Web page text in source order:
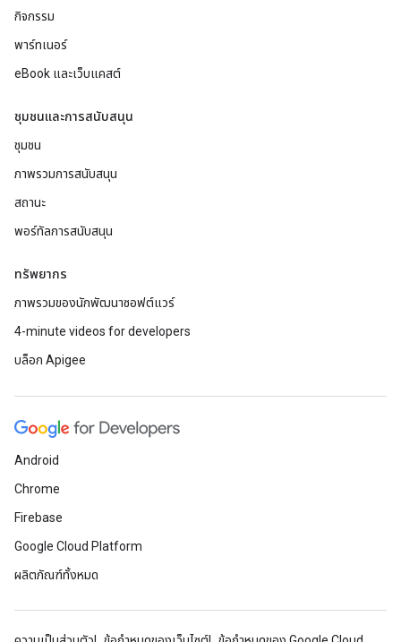
กิจกรรม
พาร์ทเนอร์
eBook และเว็บแคสต์
ชุมชนและการสนับสนุน
ชุมชน
ภาพรวมการสนับสนุน
สถานะ
พอร์ทัลการสนับสนุน
ทรัพยากร
ภาพรวมของนักพัฒนาซอฟต์แวร์
4-minute videos for developers
บล็อก Apigee
Android
Chrome
Firebase
Google Cloud Platform
ผลิตภัณฑ์ทั้งหมด